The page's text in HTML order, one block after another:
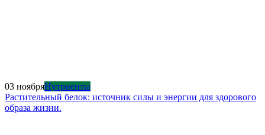
03 ноябряНутриенты
Растительный белок: источник силы и энергии для здорового
образа жизни.